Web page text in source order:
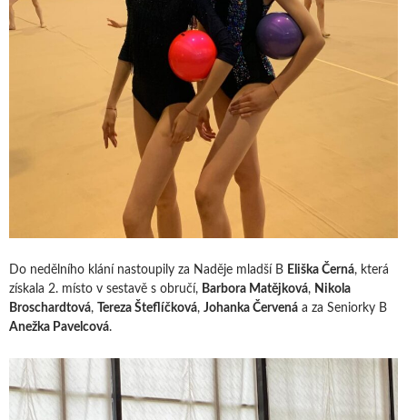
Do nedělního klání nastoupily za Naděje mladší B Eliška Černá, která
získala 2. místo v sestavě s obručí, Barbora Matějková, Nikola
Broschardtová, Tereza Šteflíčková, Johanka Červená a za Seniorky B
Anežka Pavelcová.